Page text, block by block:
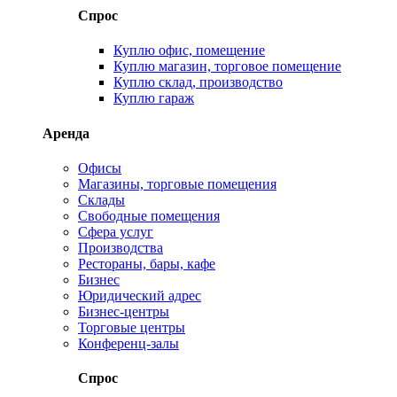
Спрос
Куплю офис, помещение
Куплю магазин, торговое помещение
Куплю склад, производство
Куплю гараж
Аренда
Офисы
Магазины, торговые помещения
Склады
Свободные помещения
Сфера услуг
Производства
Рестораны, бары, кафе
Бизнес
Юридический адрес
Бизнес-центры
Торговые центры
Конференц-залы
Спрос